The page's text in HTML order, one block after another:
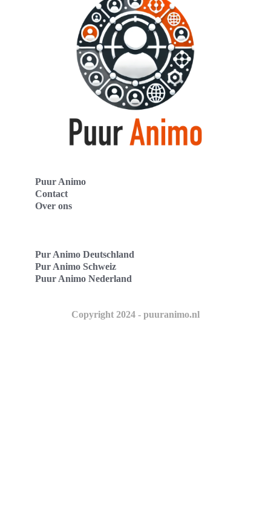
Puur Animo
Contact
Over ons
Pur Animo Deutschland
Pur Animo Schweiz
Puur Animo Nederland
Copyright 2024 - puuranimo.nl